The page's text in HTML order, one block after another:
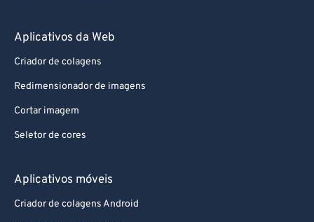
Aplicativos da Web
Criador de colagens
Redimensionador de imagens
Cortar imagem
Seletor de cores
Aplicativos móveis
Criador de colagens Android